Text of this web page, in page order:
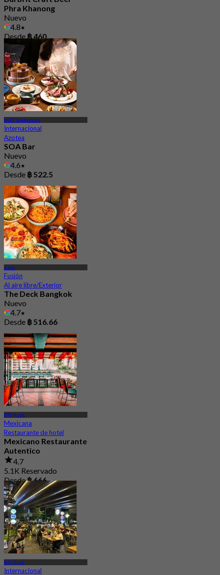
Phra Khanong
Nuevo
4.8
Desde฿ 460
MRT Sukhumvit
Internacional
Azotea
SOA Bar
Nuevo
4.6
Desde ฿ 522.5
Asok
Fusión
Al aire libre/Exterior
The Deck Bangkok
Nuevo
4.7
Desde ฿ 516.66
BTS Asok
Mexicana
Restaurante de hotel
Mexicano Restaurante
Autentico
4.7
5.1K Reservado
Desde฿ 666
BTS Asok
Internacional